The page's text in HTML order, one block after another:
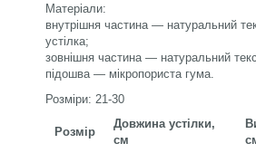
Матеріали:
внутрішня частина — натуральний
устілка;
зовнішня частина — натуральний
підошва — мікропориста гума.
Розміри: 21-30
Розмір
Довжина устілки,
см